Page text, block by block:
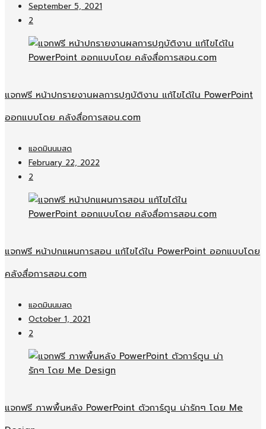
September 5, 2021
2
แจกฟรี หน้าปกรายงานผลการปฏบัติงาน แก้ไขได้ใน PowerPoint
ออกแบบโดย คลังสื่อการสอน.com
แอดมินนมสด
February 22, 2022
2
แจกฟรี หน้าปกแผนการสอน แก้ไขได้ใน PowerPoint ออกแบบโดย
คลังสื่อการสอน.com
แอดมินนมสด
October 1, 2021
2
แจกฟรี ภาพพื้นหลัง PowerPoint ตัวการ์ตูน น่ารักๆ โดย Me